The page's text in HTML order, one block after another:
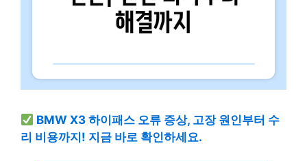
BMW X3 하이패스 오류 증상, 고장 원인부터 수
리 비용까지! 지금 바로 확인하세요.